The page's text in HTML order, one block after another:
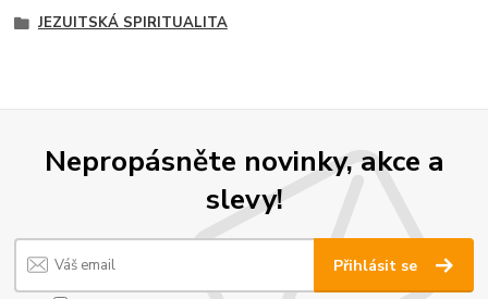
JEZUITSKÁ SPIRITUALITA
Nepropásněte novinky, akce a
slevy!
Přihlásit se